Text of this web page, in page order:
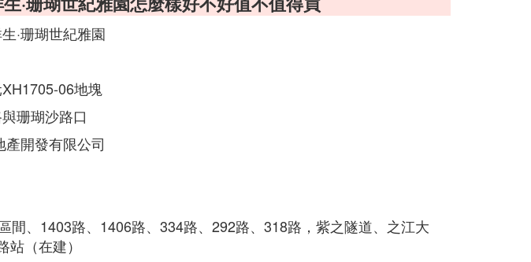
·珊瑚世紀雅園
06地塊
珊瑚沙路口
開發有限公司
間、1403路、1406路、334路、292路、318路，紫之隧道、之江大
（在建）